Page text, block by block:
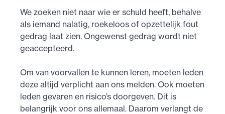
We zoeken niet naar wie er schuld heeft, behalve
als iemand nalatig, roekeloos of opzettelijk fout
gedrag laat zien. Ongewenst gedrag wordt niet
geaccepteerd.
Om van voorvallen te kunnen leren, moeten leden
deze altijd verplicht aan ons melden. Ook moeten
leden gevaren en risico’s doorgeven. Dit is
belangrijk voor ons allemaal. Daarom verlangt de